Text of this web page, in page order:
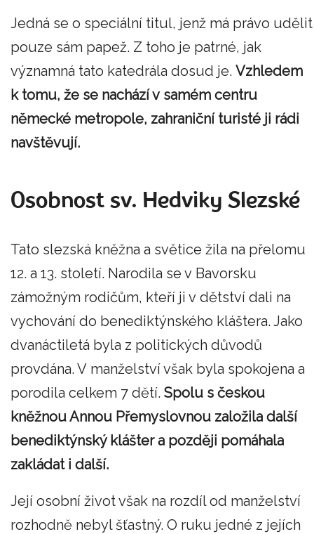
Jedná se o speciální titul, jenž má právo udělit
pouze sám papež. Z toho je patrné, jak
významná tato katedrála dosud je. Vzhledem
k tomu, že se nachází v samém centru
německé metropole, zahraniční turisté ji rádi
navštěvují.
Osobnost sv. Hedviky Slezské
Tato slezská kněžna a světice žila na přelomu
12. a 13. století. Narodila se v Bavorsku
zámožným rodičům, kteří ji v dětství dali na
vychování do benediktýnského kláštera. Jako
dvanáctiletá byla z politických důvodů
provdána. V manželství však byla spokojena a
porodila celkem 7 dětí. Spolu s českou
kněžnou Annou Přemyslovnou založila další
benediktýnský klášter a později pomáhala
zakládat i další.
Její osobní život však na rozdíl od manželství
rozhodně nebyl šťastný. O ruku jedné z jejích